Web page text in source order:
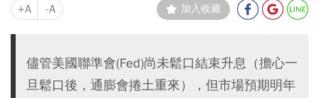
+A -A 加入收藏
儘管美國聯準會(Fed)尚未鬆口結束升息（擔心一
旦鬆口後，通膨會捲土重來），但市場預期明年